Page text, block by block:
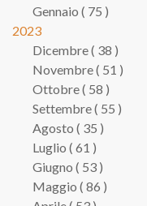
Gennaio ( 75 )
2023
Dicembre ( 38 )
Novembre ( 51 )
Ottobre ( 58 )
Settembre ( 55 )
Agosto ( 35 )
Luglio ( 61 )
Giugno ( 53 )
Maggio ( 86 )